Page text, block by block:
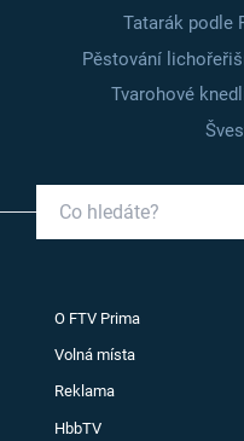
Tatarák podle
Pěstování
Tvarohové
O FTV Prima
Volná místa
Reklama
HbbTV